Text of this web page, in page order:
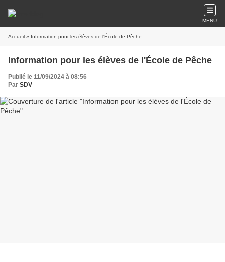
MENU
Accueil » Information pour les élèves de l'École de Pêche
Information pour les élèves de l'École de Pêche
Publié le 11/09/2024 à 08:56
Par SDV